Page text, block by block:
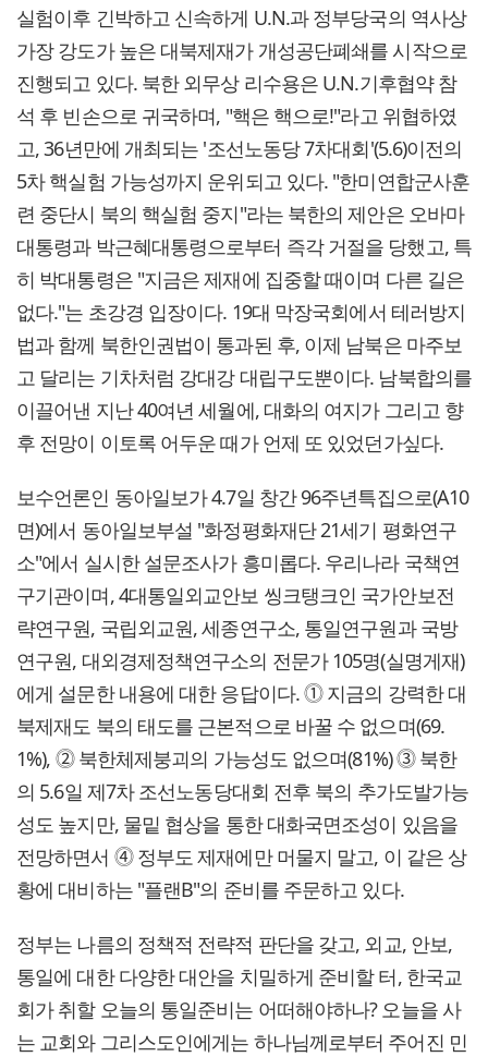
실험이후 긴박하고 신속하게 U.N.과 정부당국의 역사상
가장 강도가 높은 대북제재가 개성공단폐쇄를 시작으로
진행되고 있다. 북한 외무상 리수용은 U.N.기후협약 참
석 후 빈손으로 귀국하며, "핵은 핵으로!"라고 위협하였
고, 36년만에 개최되는 '조선노동당 7차대회'(5.6)이전의
5차 핵실험 가능성까지 운위되고 있다. "한미연합군사훈
련 중단시 북의 핵실험 중지"라는 북한의 제안은 오바마
대통령과 박근혜대통령으로부터 즉각 거절을 당했고, 특
히 박대통령은 "지금은 제재에 집중할 때이며 다른 길은
없다."는 초강경 입장이다. 19대 막장국회에서 테러방지
법과 함께 북한인권법이 통과된 후, 이제 남북은 마주보
고 달리는 기차처럼 강대강 대립구도뿐이다. 남북합의를
이끌어낸 지난 40여년 세월에, 대화의 여지가 그리고 향
후 전망이 이토록 어두운 때가 언제 또 있었던가싶다.
보수언론인 동아일보가 4.7일 창간 96주년특집으로(A10
면)에서 동아일보부설 "화정평화재단 21세기 평화연구
소"에서 실시한 설문조사가 흥미롭다. 우리나라 국책연
구기관이며, 4대통일외교안보 씽크탱크인 국가안보전
략연구원, 국립외교원, 세종연구소, 통일연구원과 국방
연구원, 대외경제정책연구소의 전문가 105명(실명게재)
에게 설문한 내용에 대한 응답이다. ⓵ 지금의 강력한 대
북제재도 북의 태도를 근본적으로 바꿀 수 없으며(69.
1%), ⓶ 북한체제붕괴의 가능성도 없으며(81%) ⓷ 북한
의 5.6일 제7차 조선노동당대회 전후 북의 추가도발가능
성도 높지만, 물밑 협상을 통한 대화국면조성이 있음을
전망하면서 ⓸ 정부도 제재에만 머물지 말고, 이 같은 상
황에 대비하는 "플랜B"의 준비를 주문하고 있다.
정부는 나름의 정책적 전략적 판단을 갖고, 외교, 안보,
통일에 대한 다양한 대안을 치밀하게 준비할 터, 한국교
회가 취할 오늘의 통일준비는 어떠해야하나? 오늘을 사
는 교회와 그리스도인에게는 하나님께로부터 주어진 민